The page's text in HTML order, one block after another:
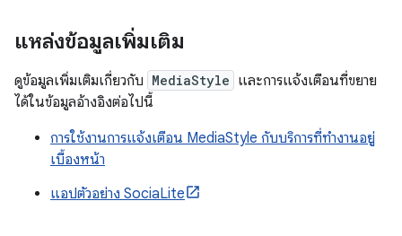
แหล่งข้อมูลเพิ่มเติม
ดูข้อมูลเพิ่มเติมเกี่ยวกับ MediaStyle และการแจ้งเตือนที่ขยาย
ได้ในข้อมูลอ้างอิงต่อไปนี้
การใช้งานการแจ้งเตือน MediaStyle กับบริการที่ทำงานอยู่
เบื้องหน้า
แอปตัวอย่าง SociaLite